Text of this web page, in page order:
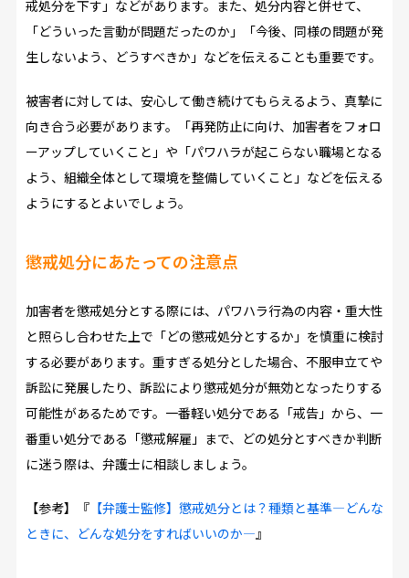
戒処分を下す」などがあります。また、処分内容と併せて、
「どういった言動が問題だったのか」「今後、同様の問題が発
生しないよう、どうすべきか」などを伝えることも重要です。
被害者に対しては、安心して働き続けてもらえるよう、真摯に
向き合う必要があります。「再発防止に向け、加害者をフォロ
ーアップしていくこと」や「パワハラが起こらない職場となる
よう、組織全体として環境を整備していくこと」などを伝える
ようにするとよいでしょう。
懲戒処分にあたっての注意点
加害者を懲戒処分とする際には、パワハラ行為の内容・重大性
と照らし合わせた上で「どの懲戒処分とするか」を慎重に検討
する必要があります。重すぎる処分とした場合、不服申立てや
訴訟に発展したり、訴訟により懲戒処分が無効となったりする
可能性があるためです。一番軽い処分である「戒告」から、一
番重い処分である「懲戒解雇」まで、どの処分とすべきか判断
に迷う際は、弁護士に相談しましょう。
【参考】『【弁護士監修】懲戒処分とは？種類と基準―どんな
ときに、どんな処分をすればいいのか― 』